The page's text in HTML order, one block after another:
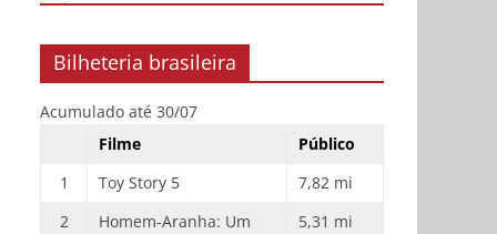
Bilheteria brasileira
Acumulado até 30/07
Filme
Público
1
Toy Story 5
7,82 mi
2
Homem-Aranha: Um
5,31 mi